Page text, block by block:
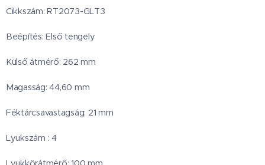
Cikkszám: RT2073-GLT3
Beépítés: Első tengely
Külső átmérő: 262 mm
Magasság: 44,60 mm
Féktárcsavastagság: 21 mm
Lyukszám : 4